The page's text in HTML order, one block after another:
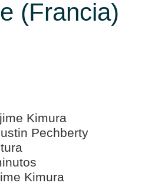
(Francia)
Kimura
Pechberty
Kimura